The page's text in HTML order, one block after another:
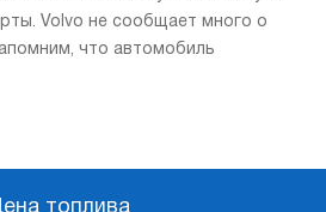
Volvo не сообщает много о
что автомобиль